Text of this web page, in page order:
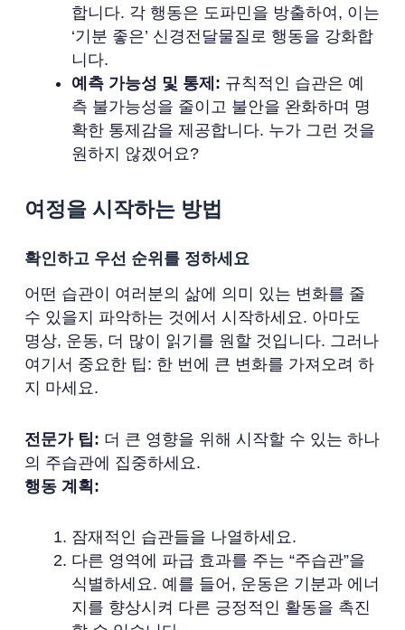
합니다. 각 행동은 도파민을 방출하여, 이는
‘기분 좋은’ 신경전달물질로 행동을 강화합
니다.
예측 가능성 및 통제: 규칙적인 습관은 예
측 불가능성을 줄이고 불안을 완화하며 명
확한 통제감을 제공합니다. 누가 그런 것을
원하지 않겠어요?
여정을 시작하는 방법
확인하고 우선 순위를 정하세요
어떤 습관이 여러분의 삶에 의미 있는 변화를 줄
수 있을지 파악하는 것에서 시작하세요. 아마도
명상, 운동, 더 많이 읽기를 원할 것입니다. 그러나
여기서 중요한 팁: 한 번에 큰 변화를 가져오려 하
지 마세요.
전문가 팁: 더 큰 영향을 위해 시작할 수 있는 하나
의 주습관에 집중하세요.
행동 계획:
잠재적인 습관들을 나열하세요.
다른 영역에 파급 효과를 주는 “주습관”을
식별하세요. 예를 들어, 운동은 기분과 에너
지를 향상시켜 다른 긍정적인 활동을 촉진